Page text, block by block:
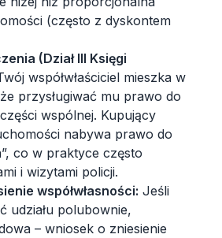
(często z dyskontem
(Dział III Księgi
współwłaściciel mieszka w
przysługiwać mu prawo do
wspólnej. Kupujący
nabywa prawo do
co w praktyce często
i wizytami policji.
współwłasności: Jeśli
udziału polubownie,
– wniosek o zniesienie